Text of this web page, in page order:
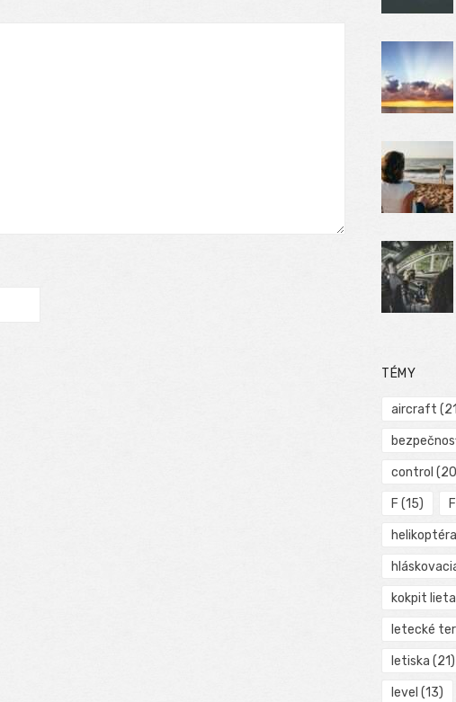
TÉMY
aircraft
control
F (15)
helikoptéra
kokpit
letecké
letiska (21)
level (13)